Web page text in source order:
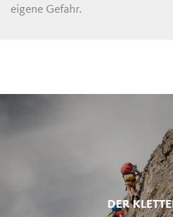
eigene Gefahr.
DER